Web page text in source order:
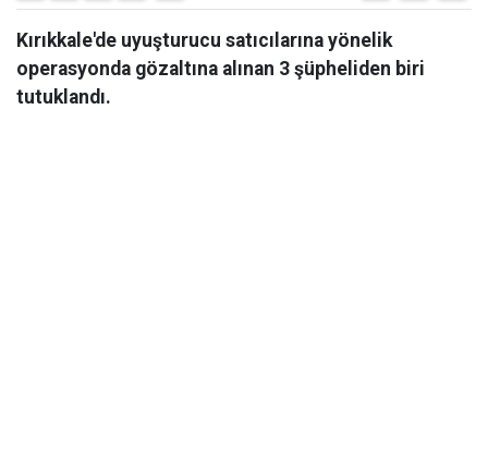
Kırıkkale'de uyuşturucu satıcılarına yönelik
operasyonda gözaltına alınan 3 şüpheliden biri
tutuklandı.